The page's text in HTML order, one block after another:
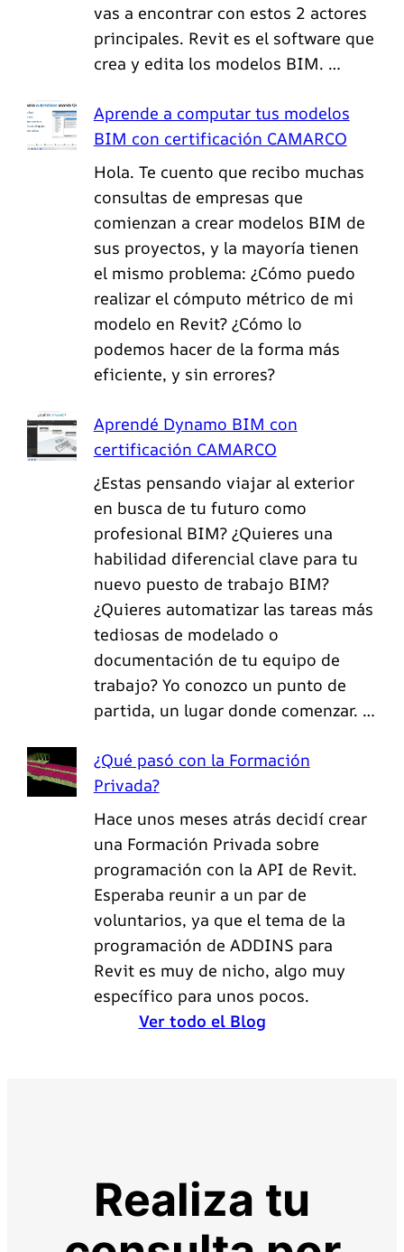
vas a encontrar con estos 2 actores
principales. Revit es el software que
crea y edita los modelos BIM. …
Aprende a computar tus modelos
BIM con certificación CAMARCO
Hola. Te cuento que recibo muchas
consultas de empresas que
comienzan a crear modelos BIM de
sus proyectos, y la mayoría tienen
el mismo problema: ¿Cómo puedo
realizar el cómputo métrico de mi
modelo en Revit? ¿Cómo lo
podemos hacer de la forma más
eficiente, y sin errores?
Aprendé Dynamo BIM con
certificación CAMARCO
¿Estas pensando viajar al exterior
en busca de tu futuro como
profesional BIM? ¿Quieres una
habilidad diferencial clave para tu
nuevo puesto de trabajo BIM?
¿Quieres automatizar las tareas más
tediosas de modelado o
documentación de tu equipo de
trabajo? Yo conozco un punto de
partida, un lugar donde comenzar. …
¿Qué pasó con la Formación
Privada?
Hace unos meses atrás decidí crear
una Formación Privada sobre
programación con la API de Revit.
Esperaba reunir a un par de
voluntarios, ya que el tema de la
programación de ADDINS para
Revit es muy de nicho, algo muy
específico para unos pocos.
Ver todo el Blog
Realiza tu